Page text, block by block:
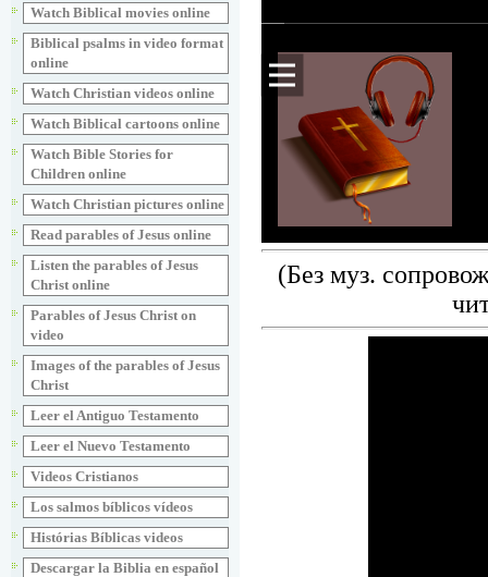
Watch Biblical movies online
Biblical psalms in video format
online
Watch Christian videos online
Watch Biblical cartoons online
Watch Bible Stories for
Children online
Watch Christian pictures online
Read parables of Jesus online
Listen the parables of Jesus
Christ online
Parables of Jesus Christ on
video
Images of the parables of Jesus
Christ
Leer el Antiguo Testamento
Leer el Nuevo Testamento
Videos Cristianos
Los salmos bíblicos vídeos
Histórias Bíblicas videos
Descargar la Biblia en español
(Без муз.